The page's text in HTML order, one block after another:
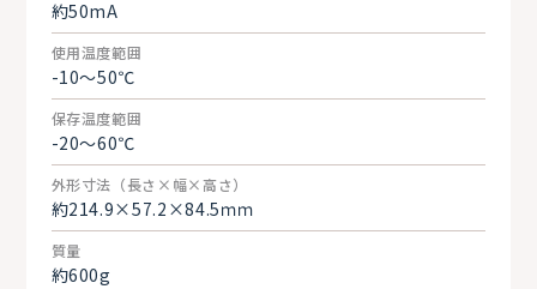
約50mA
使用温度範囲
-10～50℃
保存温度範囲
-20～60℃
外形寸法（長さ×幅×高さ）
約214.9×57.2×84.5ｍｍ
質量
約600g